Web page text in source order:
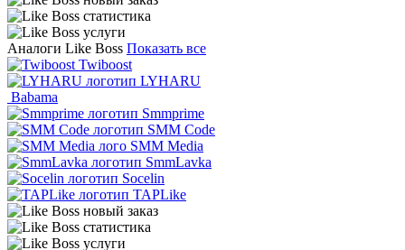
Аналоги Like Boss Показать все
Twiboost
LYHARU
Babama
Smmprime
SMM Code
SMM Media
SmmLavka
Socelin
TAPLike